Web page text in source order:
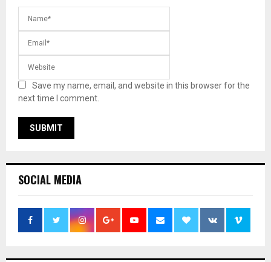
Save my name, email, and website in this browser for the
next time I comment.
SOCIAL MEDIA